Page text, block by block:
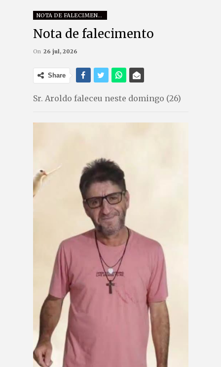
NOTA DE FALECIMENTO
Nota de falecimento
On 26 jul, 2026
Share
Sr. Aroldo faleceu neste domingo (26)